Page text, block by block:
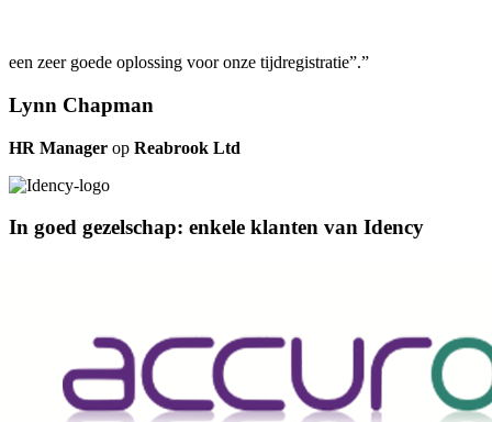
een zeer goede oplossing voor onze tijdregistratie”.”
Lynn Chapman
HR Manager op Reabrook Ltd
In goed gezelschap: enkele klanten van Idency